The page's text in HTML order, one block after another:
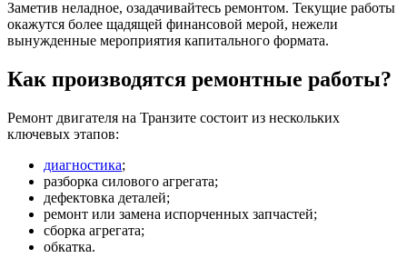
Заметив неладное, озадачивайтесь ремонтом. Текущие работы
окажутся более щадящей финансовой мерой, нежели
вынужденные мероприятия капитального формата.
Как производятся ремонтные работы?
Ремонт двигателя на Транзите состоит из нескольких
ключевых этапов:
диагностика;
разборка силового агрегата;
дефектовка деталей;
ремонт или замена испорченных запчастей;
сборка агрегата;
обкатка.